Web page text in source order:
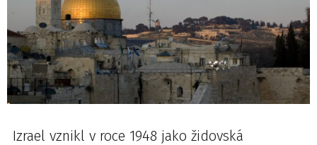
Izrael vznikl v roce 1948 jako židovská